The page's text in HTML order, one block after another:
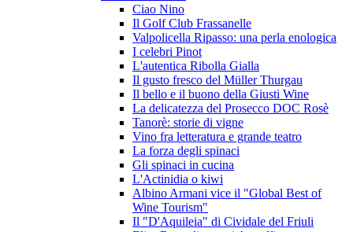
Ciao Nino
Il Golf Club Frassanelle
Valpolicella Ripasso: una perla enologica
I celebri Pinot
L'autentica Ribolla Gialla
Il gusto fresco del Müller Thurgau
Il bello e il buono della Giusti Wine
La delicatezza del Prosecco DOC Rosè
Tanorè: storie di vigne
Vino fra letteratura e grande teatro
La forza degli spinaci
Gli spinaci in cucina
L'Actinidia o kiwi
Albino Armani vice il "Global Best of
Wine Tourism"
Il "D'Aquileia" di Cividale del Friuli